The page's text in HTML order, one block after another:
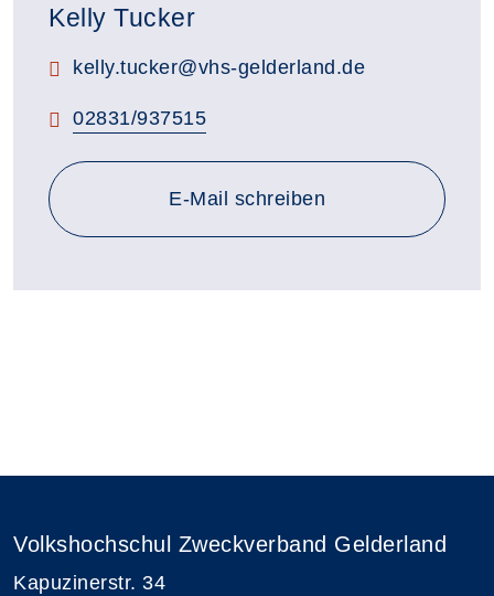
Kelly Tucker
E-Mail:
kelly.tucker@vhs-gelderland.de
Telefon:
02831/937515
E-Mail schreiben
Volkshochschul Zweckverband Gelderland
Kapuzinerstr. 34